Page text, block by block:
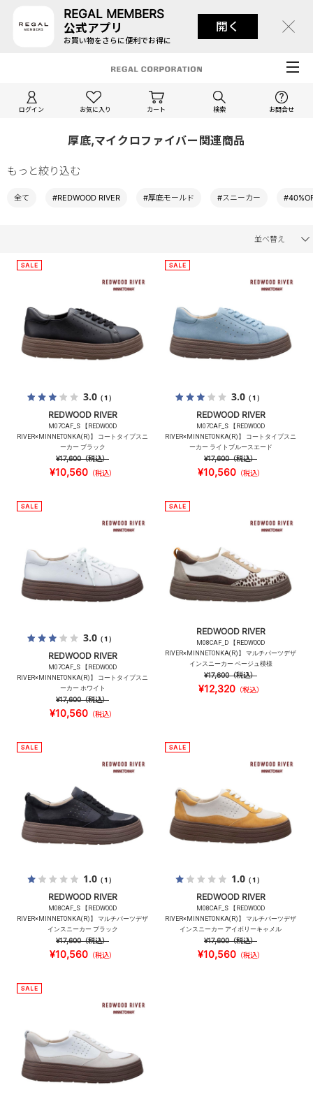
REGAL MEMBERS
公式アプリ
お買い物をさらに便利でお得に
開く
ログイン お気に入り カート 検索 お問合せ
厚底,マイクロファイバー関連商品
もっと絞り込む
全て #REDWOOD RIVER #厚底モールド #スニーカー
並べ替え
3.0（1）
REDWOOD RIVER
M07CAF_S 【REDWOOD
RIVER×MINNETONKA(R)】 コートタイプスニ
ーカー ブラック
¥17,600（税込）
¥10,560（税込）
3.0（1）
REDWOOD RIVER
M07CAF_S 【REDWOOD
RIVER×MINNETONKA(R)】 コートタイプスニ
ーカー ライトブルースエード
¥17,600（税込）
¥10,560（税込）
3.0（1）
REDWOOD RIVER
M07CAF_S 【REDWOOD
RIVER×MINNETONKA(R)】 コートタイプスニ
ーカー ホワイト
¥17,600（税込）
¥10,560（税込）
REDWOOD RIVER
M08CAF_D 【REDWOOD
RIVER×MINNETONKA(R)】 マルチパーツデザ
インスニーカー ベージュ模様
¥17,600（税込）
¥12,320（税込）
1.0（1）
REDWOOD RIVER
M08CAF_S 【REDWOOD
RIVER×MINNETONKA(R)】 マルチパーツデザ
インスニーカー ブラック
¥17,600（税込）
¥10,560（税込）
1.0（1）
REDWOOD RIVER
M08CAF_S 【REDWOOD
RIVER×MINNETONKA(R)】 マルチパーツデザ
インスニーカー アイボリーキャメル
¥17,600（税込）
¥10,560（税込）